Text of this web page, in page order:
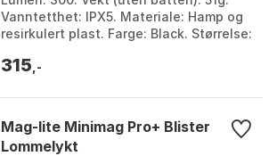
Vanntetthet: IPX5. Materiale: Hamp og
resirkulert plast. Farge: Black. Størrelse:
315 ,-
Mag-lite Minimag Pro+ Blister
Lommelykt